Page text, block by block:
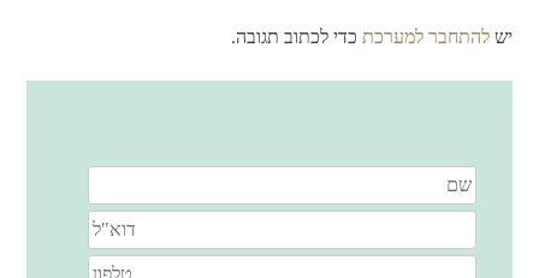
ישלהתחבר למערכת כדי לכתוב תגובה.